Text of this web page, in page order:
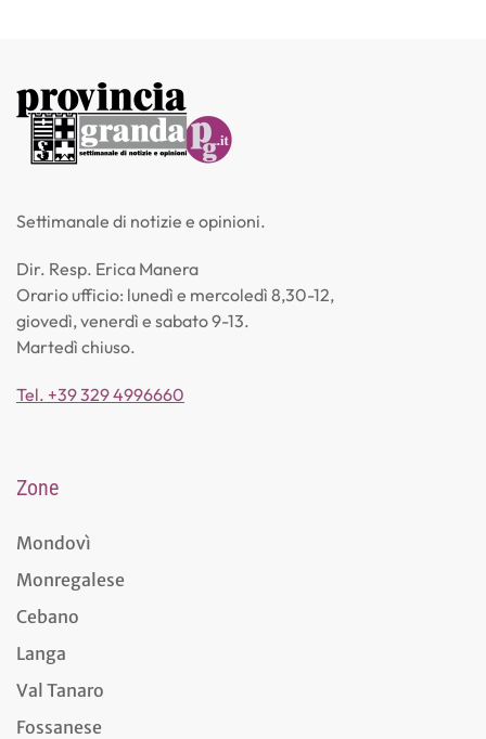
Settimanale di notizie e opinioni.
Dir. Resp. Erica Manera
Orario ufficio: lunedì e mercoledì 8,30-12,
giovedì, venerdì e sabato 9-13.
Martedì chiuso.
Tel. +39 329 4996660
Zone
Mondovì
Monregalese
Cebano
Langa
Val Tanaro
Fossanese